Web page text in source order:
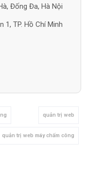
Đống Đa, Hà Nội
1, TP. Hồ Chí Minh
quản trị web
quản trị web máy chấm công